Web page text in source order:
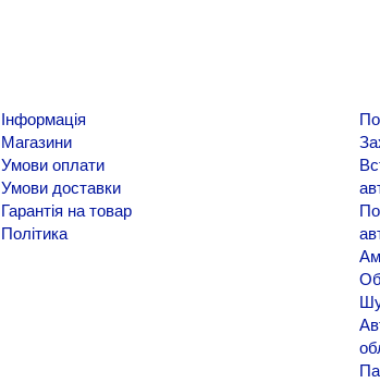
Інформація
Магазини
Умови оплати
Умови доставки
Гарантія на товар
Політика